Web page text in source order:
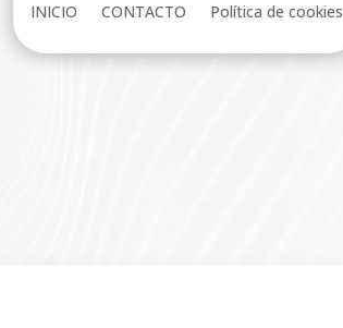
INICIO CONTACTO Política de cookies